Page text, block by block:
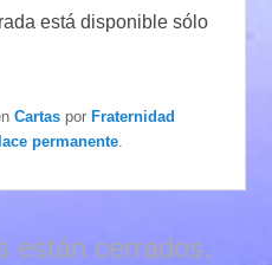
está disponible sólo
Cartas porFraternidad
permanente
están cerrados.